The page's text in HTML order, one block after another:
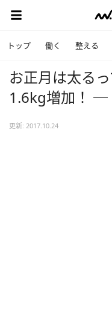
トップ 働く 整える
お正月は太る
1.6kg増加！ ─
更新: 2017.10.24